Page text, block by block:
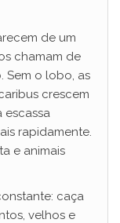
de um
chamam de
Sem o lobo, as
crescem
escassa
rapidamente.
e animais
caça
velhos e